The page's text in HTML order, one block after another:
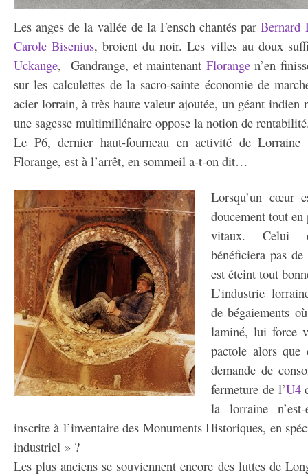
Les anges de la vallée de la Fensch chantés par Bernard
Carole Bisenius, broient du noir. Les villes au doux
Uckange, Gandrange, et maintenant Florangen’en
sur les calculettes de la sacro-sainte économie de
acier lorrain, à très haute valeur ajoutée, un géant indien
une sagesse multimillénaire oppose la notion de
Le P6, dernier haut-fourneau en activité de
Florange, est à l’arrêt, en sommeil a-t-on dit…
Lorsqu’un cœur
doucement tout en
vitaux. Celui
bénéficiera pas
est éteint tout
L’industrie
de bégaiements
laminé, lui force
pactole alors que
demande de
fermeture de l’U4
la lorraine
inscrite à l’inventaire des Monuments Historiques, en
industriel » ?
Les plus anciens se souviennent encore des luttes de